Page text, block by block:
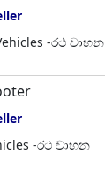
-රථ වාහන
-රථ වාහන